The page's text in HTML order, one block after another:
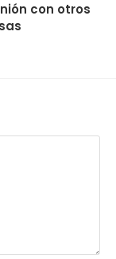
con otros